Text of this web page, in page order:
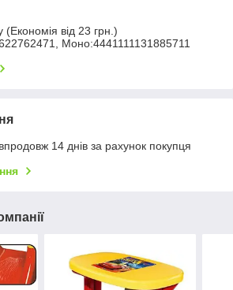
(Економія від 23 грн.)
Моно:4441111131885711
14 днів за рахунок покупця